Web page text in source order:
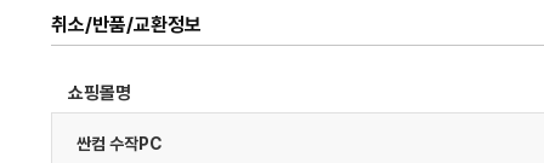
취소/반품/교환정보
쇼핑몰명
싼컴 수작PC